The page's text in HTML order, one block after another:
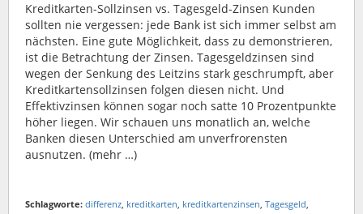
Kreditkarten-Sollzinsen vs. Tagesgeld-Zinsen Kunden
sollten nie vergessen: jede Bank ist sich immer selbst am
nächsten. Eine gute Möglichkeit, dass zu demonstrieren,
ist die Betrachtung der Zinsen. Tagesgeldzinsen sind
wegen der Senkung des Leitzins stark geschrumpft, aber
Kreditkartensollzinsen folgen diesen nicht. Und
Effektivzinsen können sogar noch satte 10 Prozentpunkte
höher liegen. Wir schauen uns monatlich an, welche
Banken diesen Unterschied am unverfrorensten
ausnutzen. (mehr …)
Schlagworte: differenz, kreditkarten, kreditkartenzinsen, Tagesgeld,